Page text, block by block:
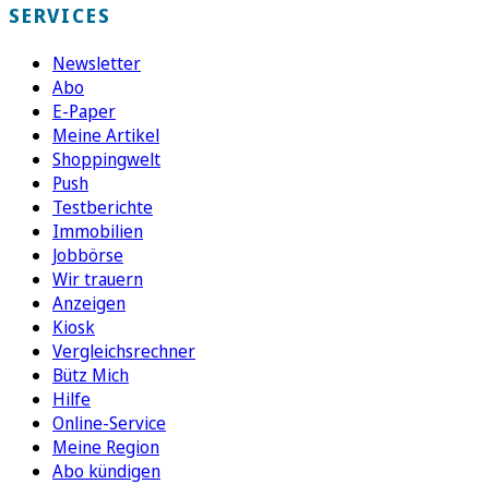
SERVICES
Newsletter
Abo
E-Paper
Meine Artikel
Shoppingwelt
Push
Testberichte
Immobilien
Jobbörse
Wir trauern
Anzeigen
Kiosk
Vergleichsrechner
Bütz Mich
Hilfe
Online-Service
Meine Region
Abo kündigen